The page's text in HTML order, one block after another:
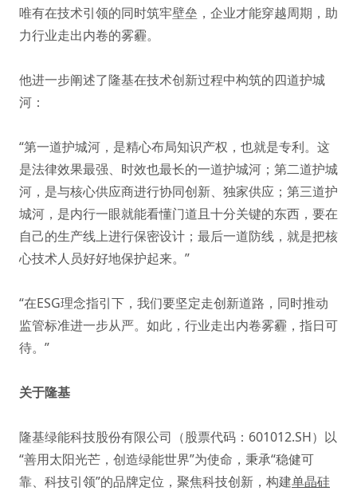
唯有在技术引领的同时筑牢壁垒，企业才能穿越周期，助
力行业走出内卷的雾霾。
他进一步阐述了隆基在技术创新过程中构筑的四道护城
河：
“第一道护城河，是精心布局知识产权，也就是专利。这
是法律效果最强、时效也最长的一道护城河；第二道护城
河，是与核心供应商进行协同创新、独家供应；第三道护
城河，是内行一眼就能看懂门道且十分关键的东西，要在
自己的生产线上进行保密设计；最后一道防线，就是把核
心技术人员好好地保护起来。”
“在ESG理念指引下，我们要坚定走创新道路，同时推动
监管标准进一步从严。如此，行业走出内卷雾霾，指日可
待。”
关于隆基
隆基绿能科技股份有限公司（股票代码：601012.SH）以
“善用太阳光芒，创造绿能世界”为使命，秉承“稳健可
靠、科技引领”的品牌定位，聚焦科技创新，构建单晶硅